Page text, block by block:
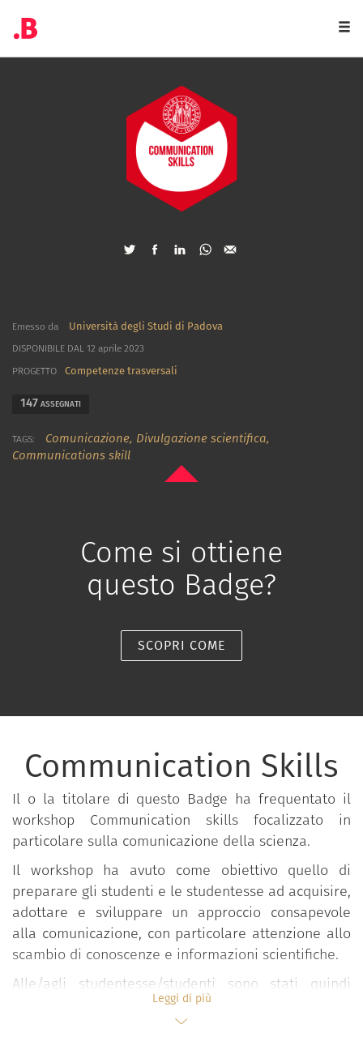
Emesso da Università degli Studi di Padova
DISPONIBILE DAL 12 aprile 2023
PROGETTO
Competenze trasversali
147 ASSEGNATI
TAGS: Comunicazione, Divulgazione scientifica,
Communications skill
Come si ottiene
questo Badge?
SCOPRI COME
Communication Skills
Il o la titolare di questo Badge ha frequentato il
workshop Communication skills focalizzato in
particolare sulla comunicazione della scienza.
Il workshop ha avuto come obiettivo quello di
preparare gli studenti e le studentesse ad acquisire,
adottare e sviluppare un approccio consapevole
alla comunicazione, con particolare attenzione allo
scambio di conoscenze e informazioni scientifiche.
Alle/agli studentesse/studenti sono stati quindi
forniti gli strumenti teorici e pratici di base per
imparare ad impiegare un linguaggio accessibile,
Leggi di più